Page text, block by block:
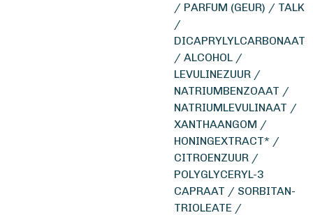
/ PARFUM (GEUR) / TALK
/
DICAPRYLYLCARBONAAT
/ ALCOHOL /
LEVULINEZUUR /
NATRIUMBENZOAAT /
NATRIUMLEVULINAAT /
XANTHAANGOM /
HONINGEXTRACT* /
CITROENZUUR /
POLYGLYCERYL-3
CAPRAAT / SORBITAN-
TRIOLEATE /